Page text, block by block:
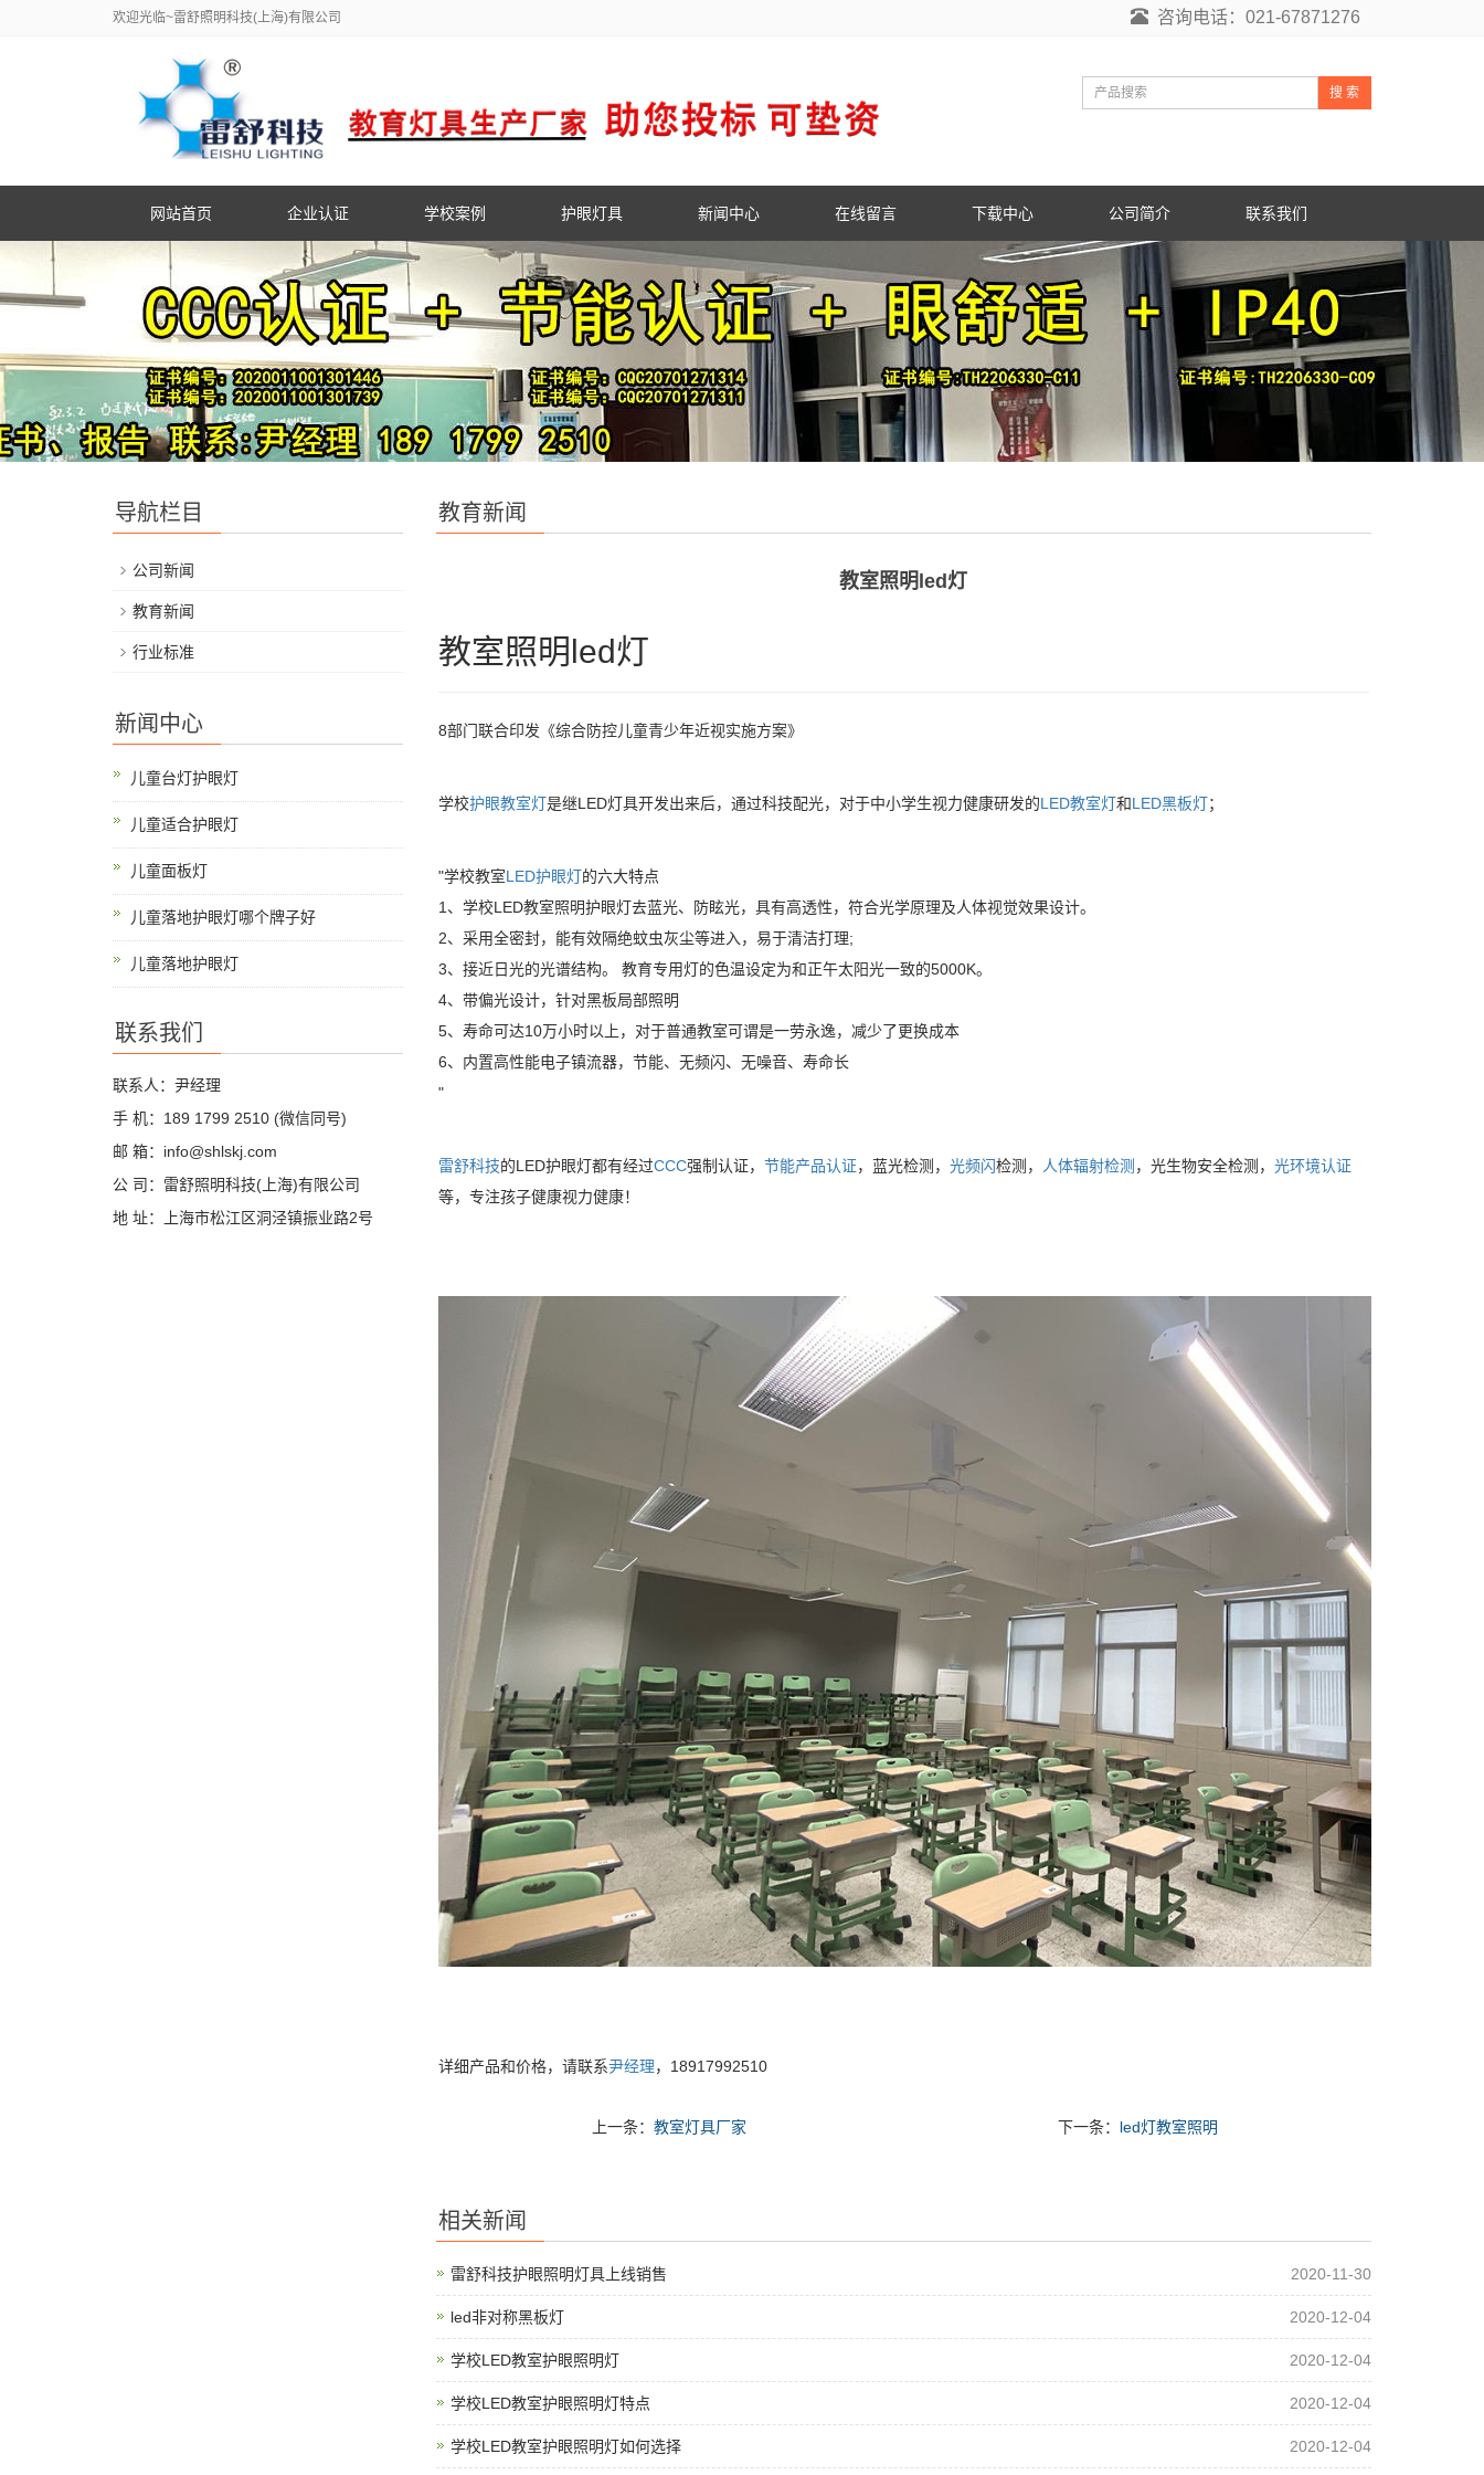
欢迎光临~雷舒照明科技(上海)有限公司 咨询电话：021-67871276
搜 索
网站首页 企业认证 学校案例 护眼灯具 新闻中心 在线留言 下载中心 公司简介 联系我们
教育新闻
教室照明led灯
教室照明led灯
8部门联合印发《综合防控儿童青少年近视实施方案》
学校护眼教室灯是继LED灯具开发出来后，通过科技配光，对于中小学生视力健康研发的LED教室灯和LED黑板灯；
"学校教室LED护眼灯的六大特点
1、学校LED教室照明护眼灯去蓝光、防眩光，具有高透性，符合光学原理及人体视觉效果设计。
2、采用全密封，能有效隔绝蚊虫灰尘等进入，易于清洁打理;
3、接近日光的光谱结构。 教育专用灯的色温设定为和正午太阳光一致的5000K。
4、带偏光设计，针对黑板局部照明
5、寿命可达10万小时以上，对于普通教室可谓是一劳永逸，减少了更换成本
6、内置高性能电子镇流器，节能、无频闪、无噪音、寿命长
"
雷舒科技的LED护眼灯都有经过CCC强制认证， 节能产品认证，蓝光检测， 光频闪检测， 人体辐射检测 ，光生物安全检测， 光环境认证
等，专注孩子健康视力健康！
详细产品和价格，请联系尹经理，18917992510
上一条：教室灯具厂家 下一条： led灯教室照明
相关新闻
雷舒科技护眼照明灯具上线销售 2020-11-30
led非对称黑板灯 2020-12-04
学校LED教室护眼照明灯 2020-12-04
学校LED教室护眼照明灯特点 2020-12-04
学校LED教室护眼照明灯如何选择 2020-12-04
导航栏目
公司新闻
教育新闻
行业标准
新闻中心
儿童台灯护眼灯
儿童适合护眼灯
儿童面板灯
儿童落地护眼灯哪个牌子好
儿童落地护眼灯
联系我们
联系人：尹经理
手 机：189 1799 2510 (微信同号)
邮 箱：info@shlskj.com
公 司：雷舒照明科技(上海)有限公司
地 址：上海市松江区洞泾镇振业路2号